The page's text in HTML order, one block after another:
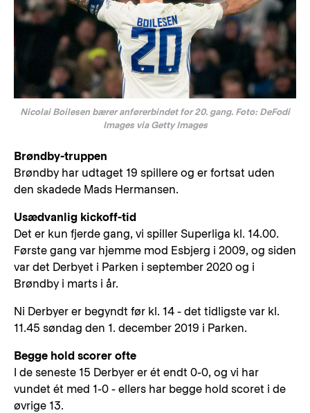
Nicolai Boilesen bærer anførerbindet for 20. gang. Foto: DeFodi
Images via Getty Images
Brøndby-truppen
Brøndby har udtaget 19 spillere og er fortsat uden
den skadede Mads Hermansen.
Usædvanlig kickoff-tid
Det er kun fjerde gang, vi spiller Superliga kl. 14.00.
Første gang var hjemme mod Esbjerg i 2009, og siden
var det Derbyet i Parken i september 2020 og i
Brøndby i marts i år.
Ni Derbyer er begyndt før kl. 14 - det tidligste var kl.
11.45 søndag den 1. december 2019 i Parken.
Begge hold scorer ofte
I de seneste 15 Derbyer er ét endt 0-0, og vi har
vundet ét med 1-0 - ellers har begge hold scoret i de
øvrige 13.